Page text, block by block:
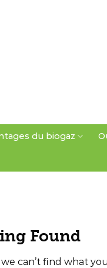
du biogaz
Found
can’t find what